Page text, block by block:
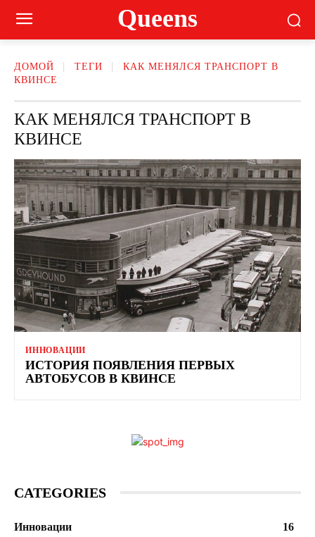
Queens
ДОМОЙ ТЕГИ
КАК МЕНЯЛСЯ ТРАНСПОРТ В
КВИНСЕ
КАК МЕНЯЛСЯ ТРАНСПОРТ В
КВИНСЕ
ИННОВАЦИИ
ИСТОРИЯ ПОЯВЛЕНИЯ ПЕРВЫХ
АВТОБУСОВ В КВИНСЕ
CATEGORIES
Инновации
16